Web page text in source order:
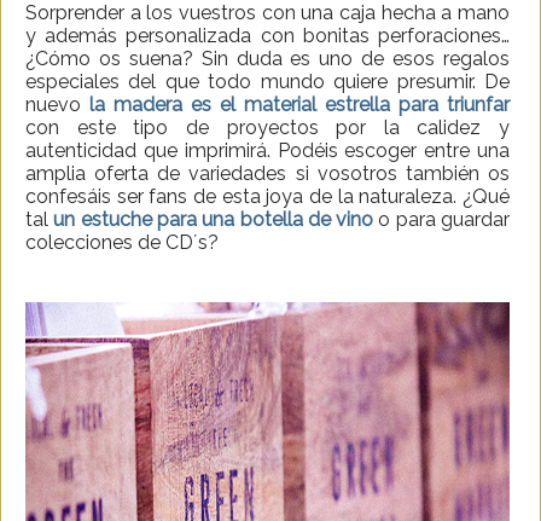
Sorprender a los vuestros con una caja hecha a mano
y además personalizada con bonitas perforaciones…
¿Cómo os suena? Sin duda es uno de esos regalos
especiales del que todo mundo quiere presumir. De
nuevo la madera es el material estrella para triunfar
con este tipo de proyectos por la calidez y
autenticidad que imprimirá. Podéis escoger entre una
amplia oferta de variedades si vosotros también os
confesáis ser fans de esta joya de la naturaleza. ¿Qué
talun estuche para una botella de vino o para guardar
colecciones de CD´s?